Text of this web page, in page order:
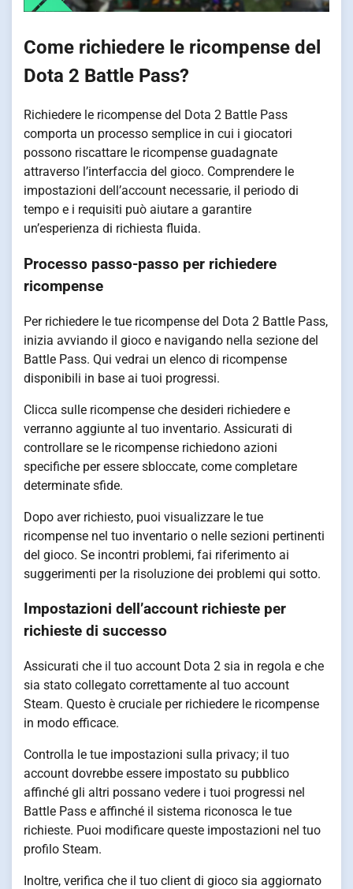
Come richiedere le ricompense del
Dota 2 Battle Pass?
Richiedere le ricompense del Dota 2 Battle Pass
comporta un processo semplice in cui i giocatori
possono riscattare le ricompense guadagnate
attraverso l’interfaccia del gioco. Comprendere le
impostazioni dell’account necessarie, il periodo di
tempo e i requisiti può aiutare a garantire
un’esperienza di richiesta fluida.
Processo passo-passo per richiedere
ricompense
Per richiedere le tue ricompense del Dota 2 Battle Pass,
inizia avviando il gioco e navigando nella sezione del
Battle Pass. Qui vedrai un elenco di ricompense
disponibili in base ai tuoi progressi.
Clicca sulle ricompense che desideri richiedere e
verranno aggiunte al tuo inventario. Assicurati di
controllare se le ricompense richiedono azioni
specifiche per essere sbloccate, come completare
determinate sfide.
Dopo aver richiesto, puoi visualizzare le tue
ricompense nel tuo inventario o nelle sezioni pertinenti
del gioco. Se incontri problemi, fai riferimento ai
suggerimenti per la risoluzione dei problemi qui sotto.
Impostazioni dell’account richieste per
richieste di successo
Assicurati che il tuo account Dota 2 sia in regola e che
sia stato collegato correttamente al tuo account
Steam. Questo è cruciale per richiedere le ricompense
in modo efficace.
Controlla le tue impostazioni sulla privacy; il tuo
account dovrebbe essere impostato su pubblico
affinché gli altri possano vedere i tuoi progressi nel
Battle Pass e affinché il sistema riconosca le tue
richieste. Puoi modificare queste impostazioni nel tuo
profilo Steam.
Inoltre, verifica che il tuo client di gioco sia aggiornato